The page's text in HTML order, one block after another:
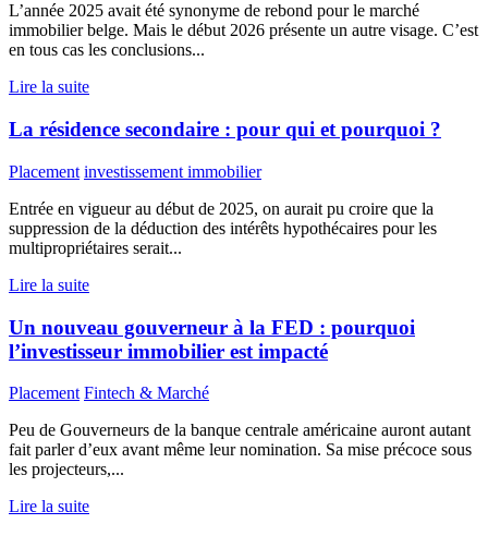
L’année 2025 avait été synonyme de rebond pour le marché
immobilier belge. Mais le début 2026 présente un autre visage. C’est
en tous cas les conclusions...
Lire la suite
La résidence secondaire : pour qui et pourquoi ?
Placement investissement immobilier
Entrée en vigueur au début de 2025, on aurait pu croire que la
suppression de la déduction des intérêts hypothécaires pour les
multipropriétaires serait...
Lire la suite
Un nouveau gouverneur à la FED : pourquoi
l’investisseur immobilier est impacté
Placement Fintech & Marché
Peu de Gouverneurs de la banque centrale américaine auront autant
fait parler d’eux avant même leur nomination. Sa mise précoce sous
les projecteurs,...
Lire la suite